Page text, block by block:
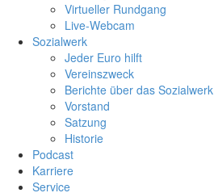
Virtueller Rundgang
Live-Webcam
Sozialwerk
Jeder Euro hilft
Vereinszweck
Berichte über das Sozialwerk
Vorstand
Satzung
Historie
Podcast
Karriere
Service